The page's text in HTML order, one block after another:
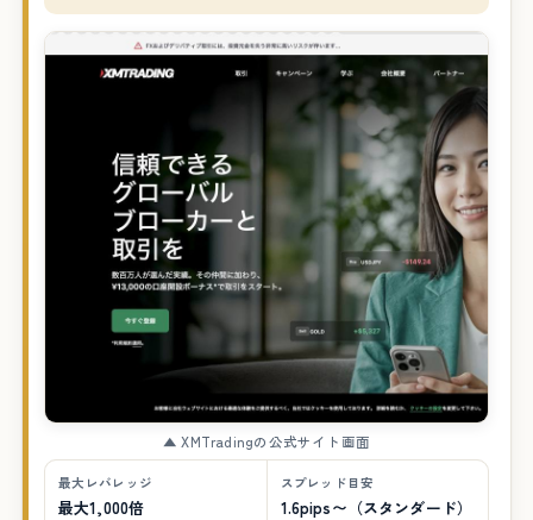
▲ XMTradingの公式サイト画面
最大レバレッジ
最大1,000倍
スプレッド目安
1.6pips〜（スタンダード）